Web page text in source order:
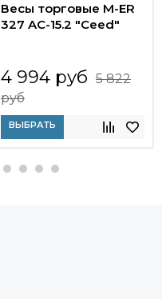
Весы торговые M-ER
327 AC-15.2 "Ceed"
4 994 руб 5 822
руб
ВЫБРАТЬ